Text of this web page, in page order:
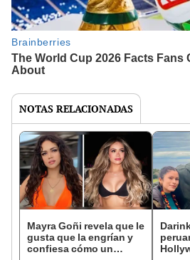
NOTAS RELACIONADAS
Mayra Goñi revela que le
gusta que la engrían y
confiesa cómo un